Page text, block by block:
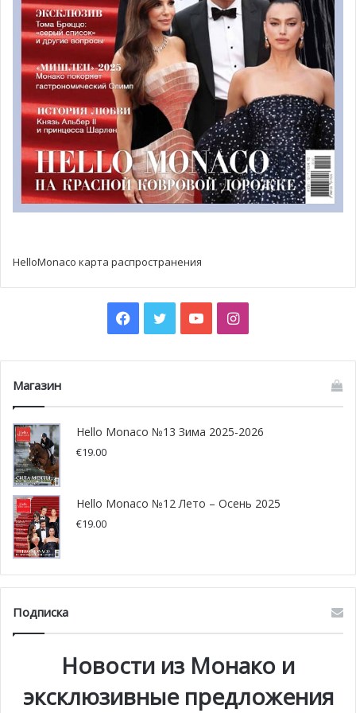
HelloMonaco карта распространения
Facebook
TwitterYouTubeInstagram
Магазин
Hello Monaco №13 Зима 2025-2026
€19.00
Hello Monaco №12 Лето – Осень 2025
€19.00
Подписка
Новости из Монако и
эксклюзивные предложения